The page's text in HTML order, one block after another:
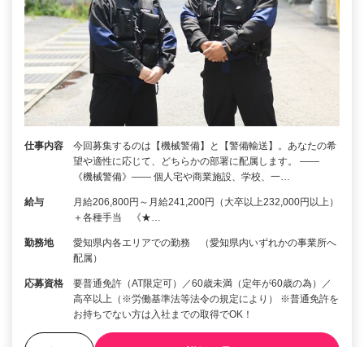
仕事内容
今回募集するのは【機械警備】と【警備輸送】。あなたの希
望や適性に応じて、どちらかの部署に配属します。 ――
《機械警備》―― 個人宅や商業施設、学校、一…
給与
月給206,800円～月給241,200円（大卒以上232,000円以上）
＋各種手当 《★…
勤務地
愛知県内各エリアでの勤務 （愛知県内いずれかの事業所へ
配属）
応募資格
要普通免許（AT限定可）／60歳未満（定年が60歳の為）／
高卒以上（※労働基準法等法令の規定により） ※普通免許を
お持ちでない方は入社までの取得でOK！